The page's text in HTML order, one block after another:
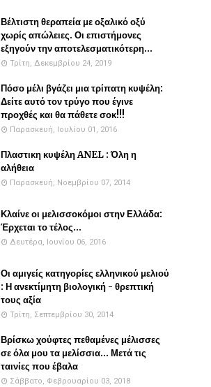
Βέλτιστη θεραπεία με οξαλικό οξύ
χωρίς απώλειες. Οι επιστήμονες
εξηγούν την αποτελεσματικότερη...
Τρίτη, Δεκεμβρίου 24, 2019
Πόσο μέλι βγάζει μια τρίπατη κυψέλη:
Δείτε αυτό τον τρύγο που έγινε
προχθές και θα πάθετε σοκ!!!
Παρασκευή, Ιουλίου 01, 2016
Πλαστικη κυψέλη ANEL : Όλη η
αλήθεια
Παρασκευή, Νοεμβρίου 07, 2014
Κλαίνε οι μελισσοκόμοι στην Ελλάδα:
Έρχεται το τέλος...
Δευτέρα, Ιουνίου 06, 2016
Οι αμιγείς κατηγορίες ελληνικού μελιού
: Η ανεκτίμητη βιολογική - θρεπτική
τους αξία
Τρίτη, Σεπτεμβρίου 30, 2014
Βρίσκω χούφτες πεθαμένες μέλισσες
σε όλα μου τα μελίσσια... Μετά τις
ταινίες που έβαλα
Σάββατο, Φεβρουαρίου 03, 2018